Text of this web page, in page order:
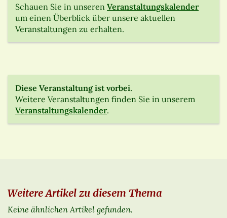
Schauen Sie in unseren Veranstaltungskalender
um einen Überblick über unsere aktuellen
Veranstaltungen zu erhalten.
Diese Veranstaltung ist vorbei.
Weitere Veranstaltungen finden Sie in unserem
Veranstaltungskalender.
Weitere Artikel zu diesem Thema
Keine ähnlichen Artikel gefunden.